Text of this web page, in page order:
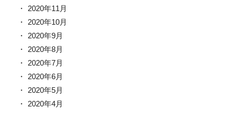
2020年11月
2020年10月
2020年9月
2020年8月
2020年7月
2020年6月
2020年5月
2020年4月